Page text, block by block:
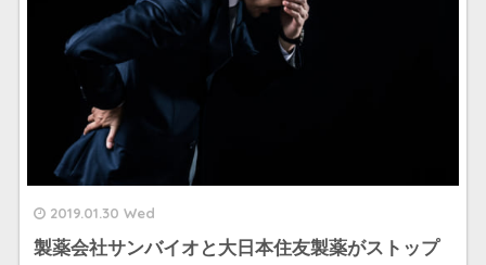
2019.01.30 Wed
製薬会社サンバイオと大日本住友製薬がストップ